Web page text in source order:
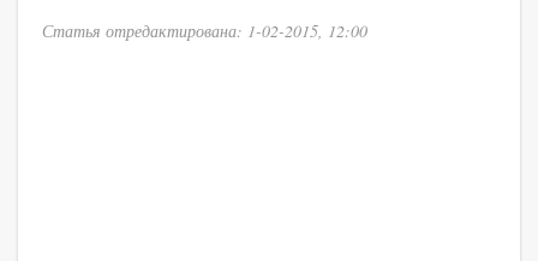
Статья отредактирована: 1-02-2015, 12:00